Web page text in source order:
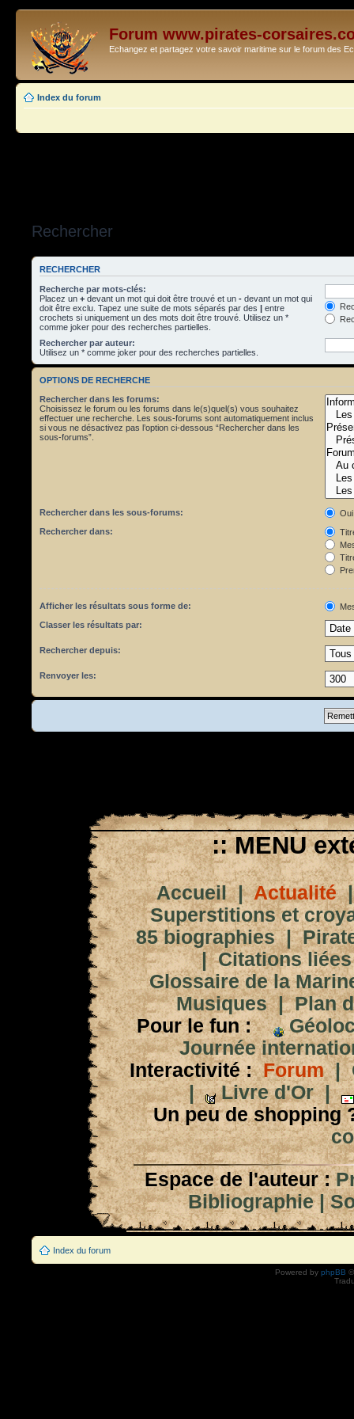
Forum www.pirates-
Echangez et partagez votre savoir maritime sur le forum des
Index du forum
Rechercher
RECHERCHER
Recherche par mots-clés:
Placez un + devant un mot qui doit être trouvé et un - devant un mot qui
doit être exclu. Tapez une suite de mots séparés par des | entre
crochets si uniquement un des mots doit être trouvé. Utilisez un *
comme joker pour des recherches partielles.
Rechercher par auteur:
Utilisez un * comme joker pour des recherches partielles.
OPTIONS DE RECHERCHE
Rechercher dans les forums:
Choisissez le forum ou les forums dans le(s)quel(s) vous souhaitez
effectuer une recherche. Les sous-forums sont automatiquement inclus
si vous ne désactivez pas l’option ci-dessous “Rechercher dans les
sous-forums”.
Rechercher dans les sous-forums:
Oui
Rechercher dans:
Afficher les résultats sous forme de:
Classer les résultats par:
Rechercher depuis:
Renvoyer les:
:: MENU
Accueil|Actualité
Superstitions et
85 biographies|
|Citations
Glossaire de la
Musiques|Plan
Pour le fun :
Journée
Interactivité : Forum|
|
Livre d'Or|
Un peu de shopping
Espace de l'auteur :
Bibliographie|
Index du forum
Powered by phpBB